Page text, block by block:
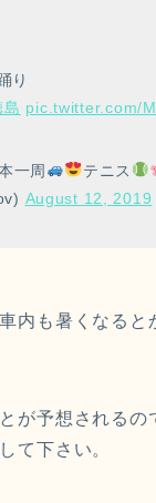
り
島 pic.twitter.com/
一周 テニス
August 12, 2019
内も暑くなる
が予想されるの
て下さい。